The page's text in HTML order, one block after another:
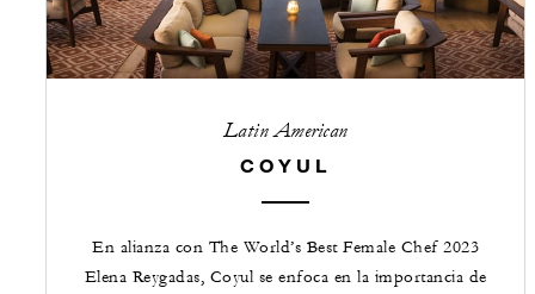
Latin American
COYUL
En alianza con The World’s Best Female Chef 2023
Elena Reygadas, Coyul se enfoca en la importancia de